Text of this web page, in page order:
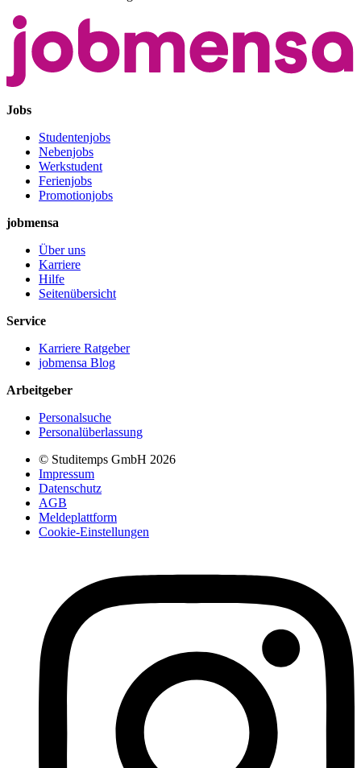
Jobs
Studentenjobs
Nebenjobs
Werkstudent
Ferienjobs
Promotionjobs
jobmensa
Über uns
Karriere
Hilfe
Seitenübersicht
Service
Karriere Ratgeber
jobmensa Blog
Arbeitgeber
Personalsuche
Personalüberlassung
© Studitemps GmbH 2026
Impressum
Datenschutz
AGB
Meldeplattform
Cookie-Einstellungen